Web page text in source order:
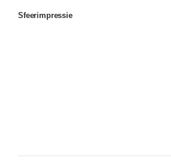
Sfeerimpressie